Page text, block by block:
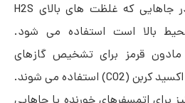
سنسورهای نیمه رسانا در جاهایی که غلظت های بالای H2S
بالا است استفاده می شود.
مادون قرمز برای تشخیص گازهای
انفجاری مانند CH4 یا دی اکسید کربن (CO2) استفاده می شوند.